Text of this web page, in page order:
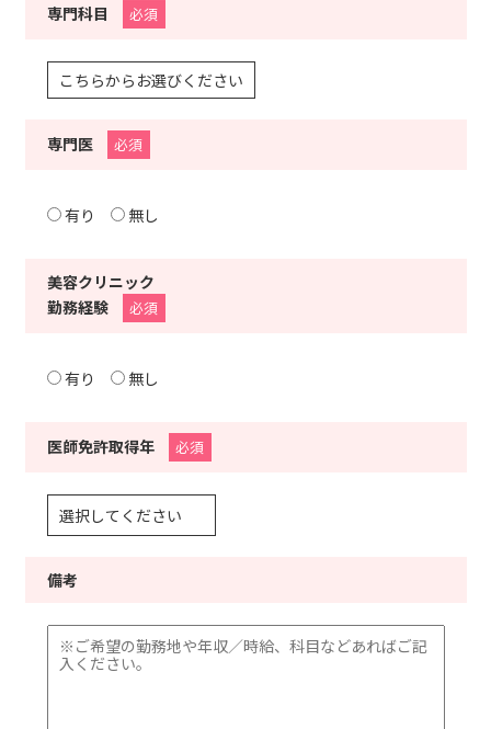
専門科目 必須
こちらからお選びください
専門医 必須
有り 無し
美容クリニック
勤務経験
必須
有り 無し
医師免許取得年 必須
備考